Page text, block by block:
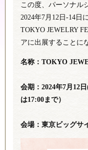
この度、パーソナル
2024年7月12日-14日
TOKYO JEWELRY
アに出展することに
名称：TOKYO
会期：2024年7月12
は17:00まで）
会場：東京ビッグサ